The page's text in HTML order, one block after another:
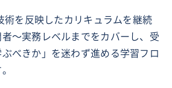
を反映したカリキュラムを継続
〜実務レベルまでをカバーし、受
べきか」を迷わず進める学習フロ